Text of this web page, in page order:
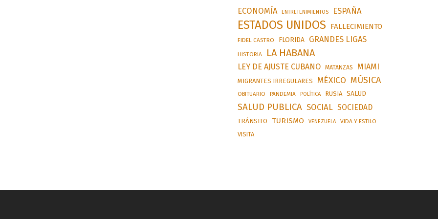
ECONOMÍA ENTRETENIMIENTOS ESPAÑA
ESTADOS UNIDOS FALLECIMIENTO
FIDEL CASTRO FLORIDA GRANDES LIGAS
HISTORIA LA HABANA
LEY DE AJUSTE CUBANO MATANZAS MIAMI
MIGRANTES IRREGULARES MÉXICO MÚSICA
OBITUARIO PANDEMIA POLÍTICA RUSIA SALUD
SALUD PUBLICA SOCIAL SOCIEDAD
TRÁNSITO TURISMO VENEZUELA VIDA Y ESTILO
VISITA